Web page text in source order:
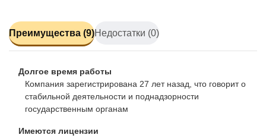
Преимущества (9)Недостатки (0)
Долгое время работы
Компания зарегистрирована 27 лет назад, что говорит о
стабильной деятельности и поднадзорности
государственным органам
Имеются лицензии